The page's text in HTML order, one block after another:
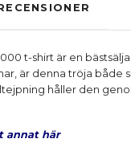
t-shirt är en
är denna tröja både
håller den
annat här